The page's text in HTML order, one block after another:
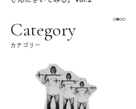
Category
カテゴリー